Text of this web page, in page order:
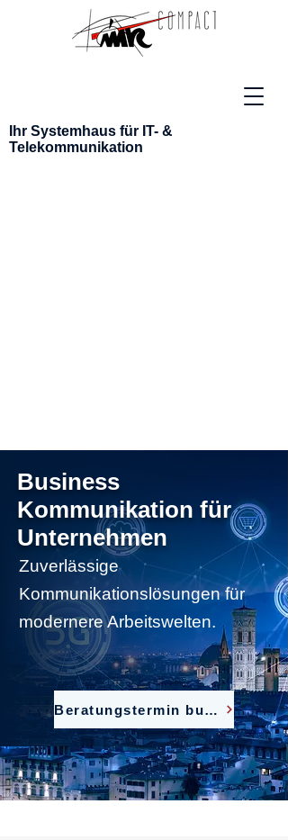
Ihr Systemhaus für IT- &
Telekommunikation
Business
Kommunikation für
Unternehmen
Zuverlässige
Kommunikationslösungen für
modernere Arbeitswelten.
Beratungstermin buchen